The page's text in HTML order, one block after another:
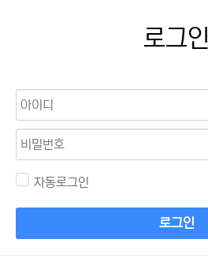
로그인
자동로그인
로그인